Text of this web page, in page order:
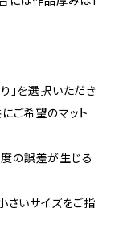
」を選択いただき
ご希望のマット
の誤差が生じる
さいサイズをご指